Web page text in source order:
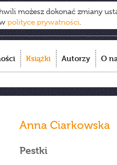
możesz dokonać zmiany
polityce prywatności.
Książki Autorzy O
Anna Ciarkowska
Pestki